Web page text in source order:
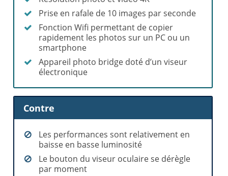
Prise en rafale de 10 images par seconde
Fonction Wifi permettant de copier
rapidement les photos sur un PC ou un
smartphone
Appareil photo bridge doté d’un viseur
électronique
Contre
Les performances sont relativement en
baisse en basse luminosité
Le bouton du viseur oculaire se dérègle
par moment